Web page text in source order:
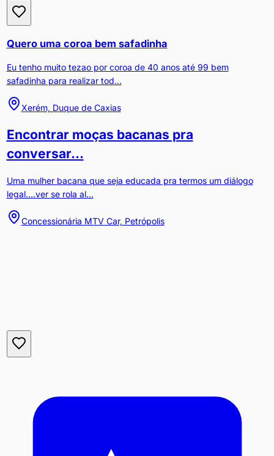
Quero uma coroa bem safadinha
Eu tenho muito tezao por coroa de 40 anos até 99 bem
safadinha para realizar tod...
Xerém, Duque de Caxias
Encontrar moças bacanas pra
conversar...
Uma mulher bacana que seja educada pra termos um diálogo
legal....ver se rola al...
Concessionária MTV Car, Petrópolis